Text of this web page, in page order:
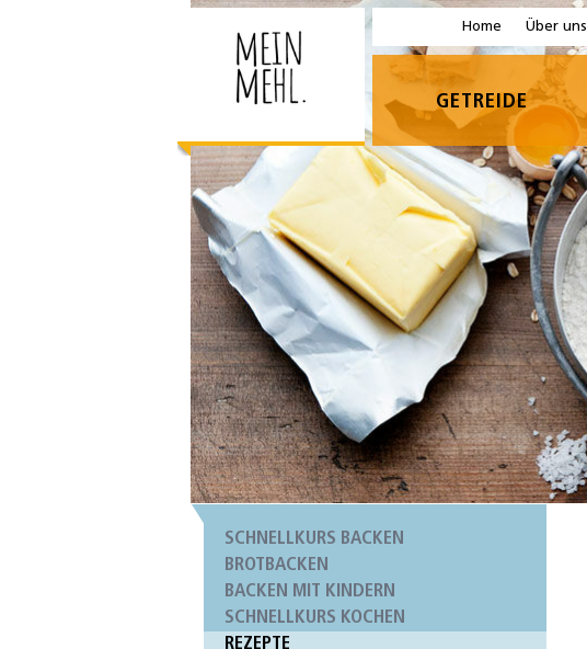
Home Über uns
GETREIDE
SCHNELLKURS BACKEN
BROTBACKEN
BACKEN MIT KINDERN
SCHNELLKURS KOCHEN
REZEPTE